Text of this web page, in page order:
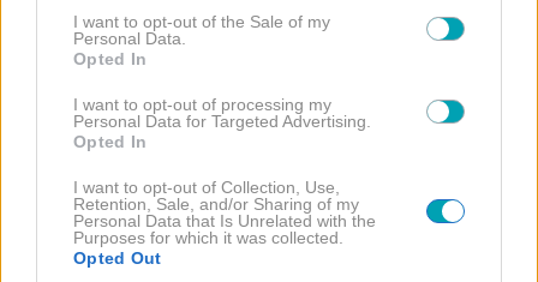
consent section.
I want to opt-out of the Sale of my
Personal Data.
Opted In
I want to opt-out of processing my
Personal Data for Targeted Advertising.
Opted In
I want to opt-out of Collection, Use,
Retention, Sale, and/or Sharing of my
Personal Data that Is Unrelated with the
Purposes for which it was collected.
Opted Out
Συμμετέχουν οι καλλιτέχνες: